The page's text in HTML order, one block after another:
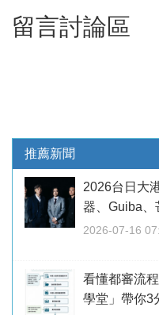
留言討論區
推薦新聞
2026台日大
器、Guiba、
2026-07-16
看懂都審流
學堂」帶你3